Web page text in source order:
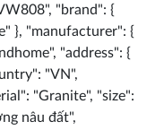
"brand": {
}, "manufacturer": {
"address": {
"VN",
"Granite", "size":
nâu đất",